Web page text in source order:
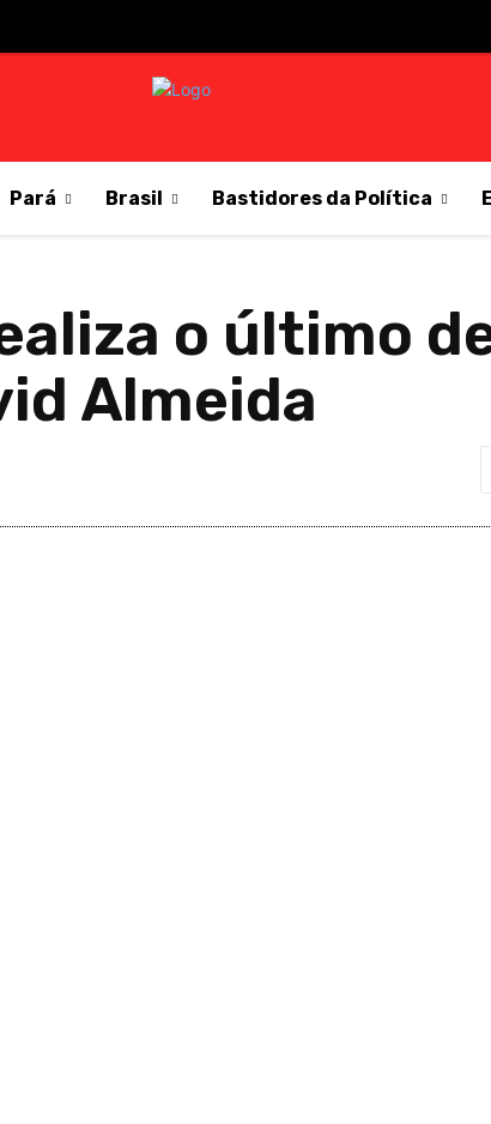
Pará Brasil Bastidores da Política
o último
Almeida